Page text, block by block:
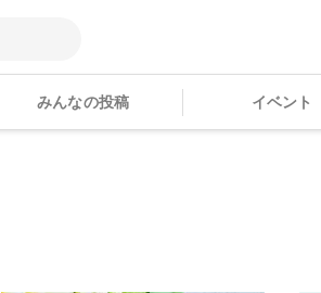
みんなの投稿 イベント